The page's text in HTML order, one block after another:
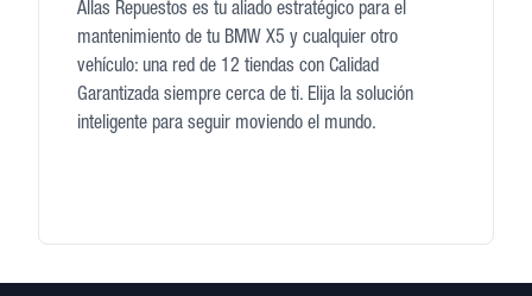
Allas Repuestos es tu aliado estratégico para el
mantenimiento de tu BMW X5 y cualquier otro
vehículo: una red de 12 tiendas con Calidad
Garantizada siempre cerca de ti. Elija la solución
inteligente para seguir moviendo el mundo.